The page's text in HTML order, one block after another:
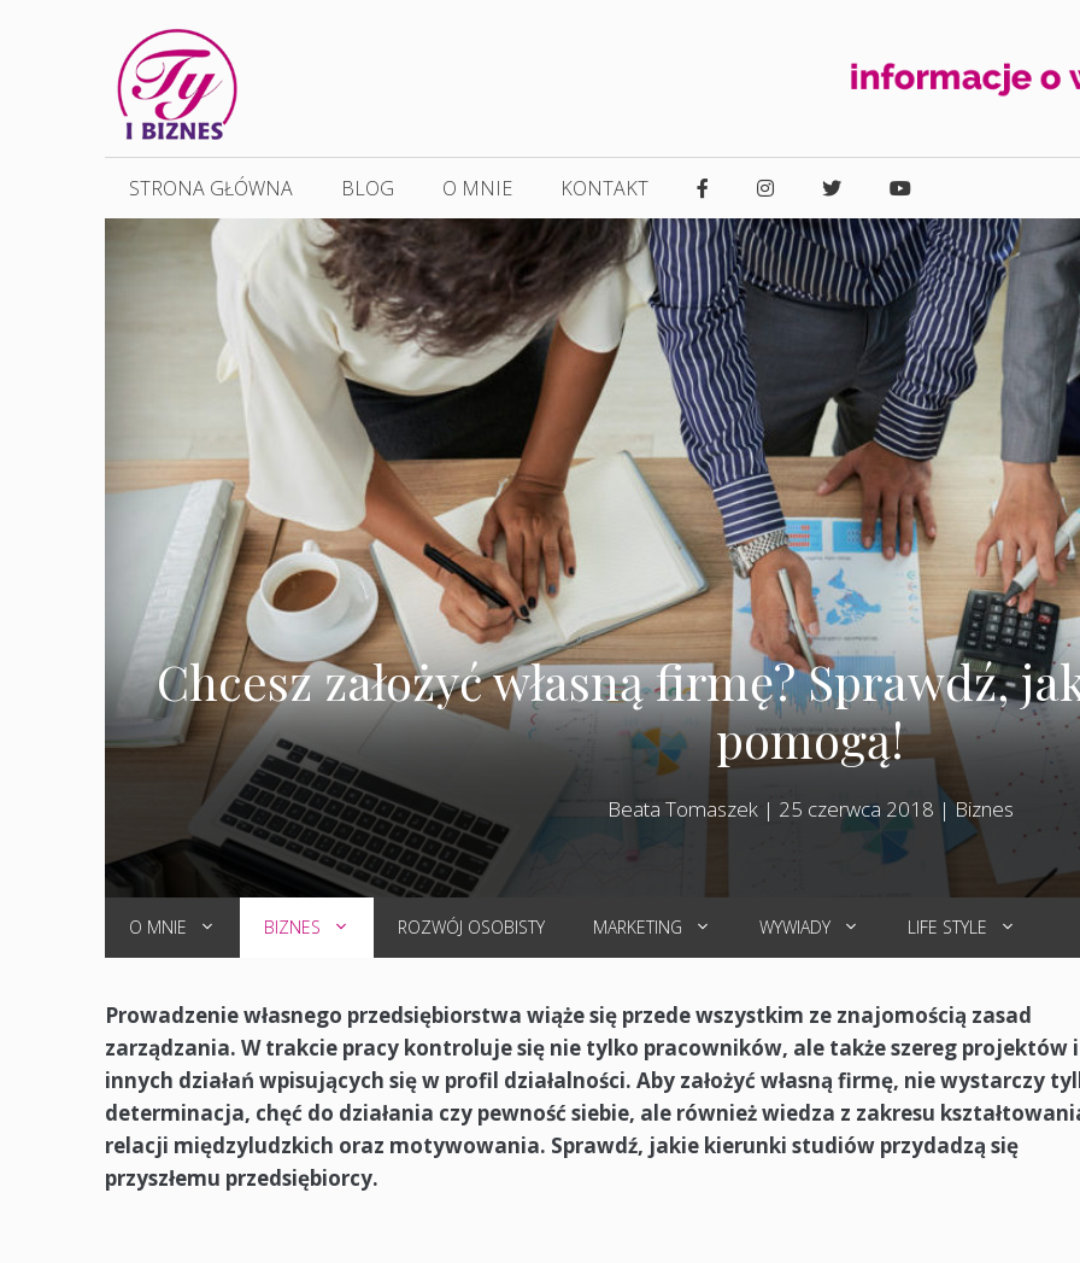
STRONA GŁÓWNA BLOG O MNIE KONTAKT
Chcesz założyć własną firmę? Sprawdź,
pomogą!
Beata Tomaszek| 25 czerwca 2018 |Biznes
O MNIE BIZNES ROZWÓJ OSOBISTY MARKETING WYWIADY LIFE STYLE
Prowadzenie własnego przedsiębiorstwa wiąże się przede wszystkim ze znajomością zasad
zarządzania. W trakcie pracy kontroluje się nie tylko pracowników, ale także szereg projektów i
innych działań wpisujących się w profil działalności. Aby założyć własną firmę, nie wystarczy
determinacja, chęć do działania czy pewność siebie, ale również wiedza z zakresu
relacji międzyludzkich oraz motywowania. Sprawdź, jakie kierunki studiów przydadzą się
przyszłemu przedsiębiorcy.